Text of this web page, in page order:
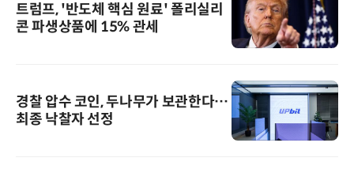
트럼프, '반도체 핵심 원료' 폴리실리
콘 파생상품에 15% 관세
경찰 압수 코인, 두나무가 보관한다…
최종 낙찰자 선정